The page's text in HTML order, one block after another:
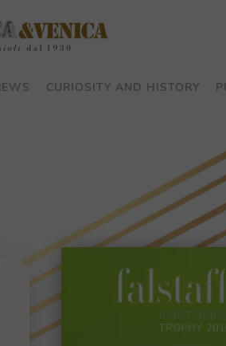
CURIOSITY AND HISTORY